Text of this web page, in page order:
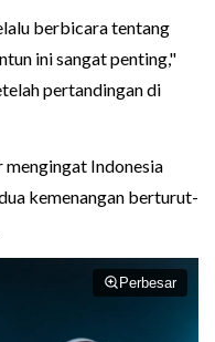
berbicara tentang
ini sangat penting,"
pertandingan di
mengingat Indonesia
kemenangan berturut-
Perbesar